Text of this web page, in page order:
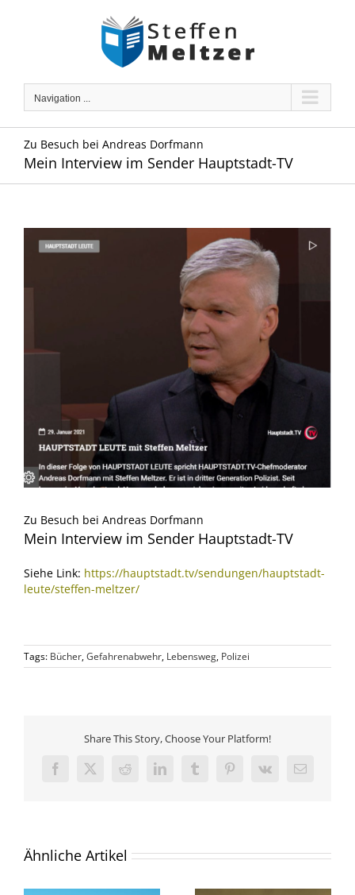
Navigation ...
Zu Besuch bei Andreas Dorfmann
Mein Interview im Sender Hauptstadt-TV
grösseres
Zu Besuch bei Andreas Dorfmann
Mein Interview im Sender Hauptstadt-TV
Siehe Link: https://hauptstadt.tv/sendungen/hauptstadt-
leute/steffen-meltzer/
Tags: Bücher,Gefahrenabwehr, Lebensweg, Polizei
Share This Story, Choose Your Platform!
Facebook
X RedditLinkedInTumblrPinterest
Vk
E-
Ähnliche Artikel